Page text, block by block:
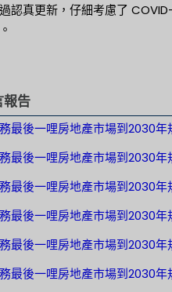
認真更新，仔細考慮了
報告
最後一哩房地產市場到2030
最後一哩房地產市場到2030
最後一哩房地產市場到2030
最後一哩房地產市場到2030
最後一哩房地產市場到2030
最後一哩房地產市場到2030